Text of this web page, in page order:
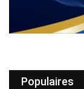
Populaires